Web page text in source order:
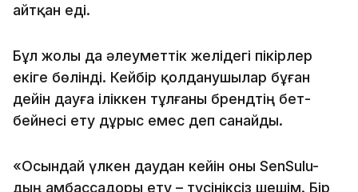
айтқан еді.
Бұл жолы да әлеуметтік желідегі пікірлер
екіге бөлінді. Кейбір қолданушылар бұған
дейін дауға іліккен тұлғаны брендтің бет-
бейнесі ету дұрыс емес деп санайды.
«Осындай үлкен даудан кейін оны SenSulu-
дың амбассадоры ету – түсініксіз шешім. Бір